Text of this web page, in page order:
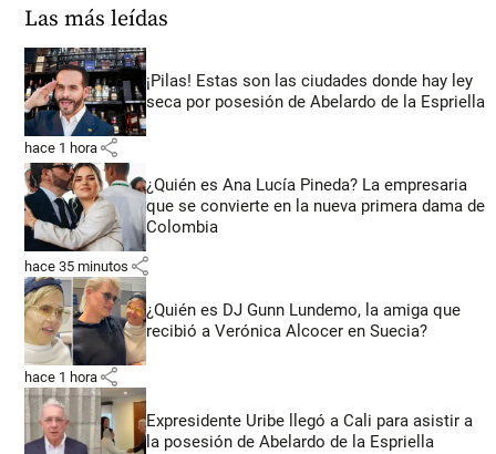
Las más leídas
¡Pilas! Estas son las ciudades donde hay ley
seca por posesión de Abelardo de la Espriella
hace 1 hora share
¿Quién es Ana Lucía Pineda? La empresaria
que se convierte en la nueva primera dama de
Colombia
hace 35 minutos share
¿Quién es DJ Gunn Lundemo, la amiga que
recibió a Verónica Alcocer en Suecia?
hace 1 hora share
Expresidente Uribe llegó a Cali para asistir a
la posesión de Abelardo de la Espriella